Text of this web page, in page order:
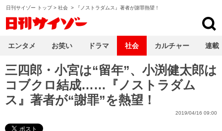
日刊サイゾー トップ> 社会 > 『ノストラダムス』著者が謝罪熱望！
三四郎・小宮は“留年”、小渕健太郎は
コブクロ結成……『ノストラダム
ス』著者が“謝罪”を熱望！
2019/04/16 09:00
エンタメ お笑い ドラマ 社会 カルチャー 連載